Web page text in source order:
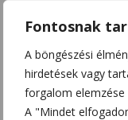
Fontosnak
A böngészési
hirdetések vagy
forgalom elemzése
A "Mindet